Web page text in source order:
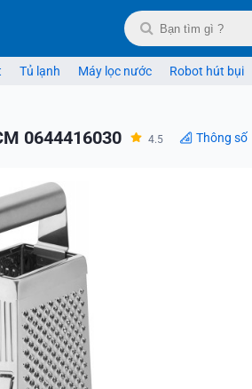
Tủ lạnh Máy lọc nước Robot hút bụi
0644416030 4.5 Thông số